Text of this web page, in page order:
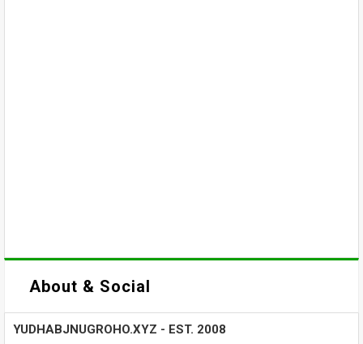
About & Social
YUDHABJNUGROHO.XYZ - EST. 2008